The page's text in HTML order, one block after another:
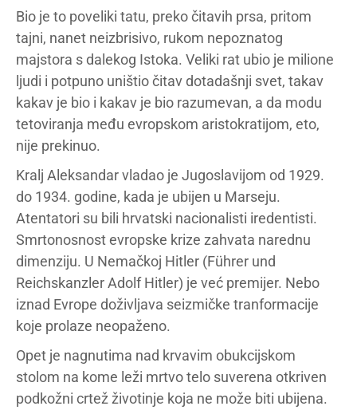
Bio je to poveliki tatu, preko čitavih prsa, pritom
tajni, nanet neizbrisivo, rukom nepoznatog
majstora s dalekog Istoka. Veliki rat ubio je milione
ljudi i potpuno uništio čitav dotadašnji svet, takav
kakav je bio i kakav je bio razumevan, a da modu
tetoviranja među evropskom aristokratijom, eto,
nije prekinuo.
Kralj Aleksandar vladao je Jugoslavijom od 1929.
do 1934. godine, kada je ubijen u Marseju.
Atentatori su bili hrvatski nacionalisti iredentisti.
Smrtonosnost evropske krize zahvata narednu
dimenziju. U Nemačkoj Hitler (Führer und
Reichskanzler Adolf Hitler) je već premijer. Nebo
iznad Evrope doživljava seizmičke tranformacije
koje prolaze neopaženo.
Opet je nagnutima nad krvavim obukcijskom
stolom na kome leži mrtvo telo suverena otkriven
podkožni crtež životinje koja ne može biti ubijena.